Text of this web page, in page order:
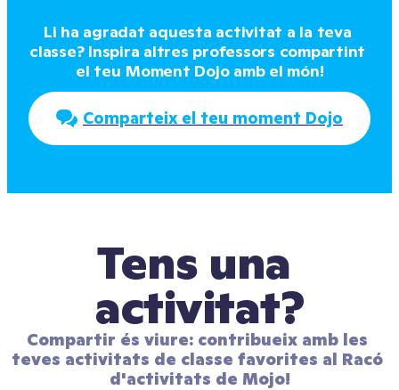
Li ha agradat aquesta activitat a la teva
classe? Inspira altres professors compartint
el teu Moment Dojo amb el món!
Comparteix el teu moment Dojo
Tens una
activitat?
Compartir és viure: contribueix amb les
teves activitats de classe favorites al Racó
d'activitats de Mojo!